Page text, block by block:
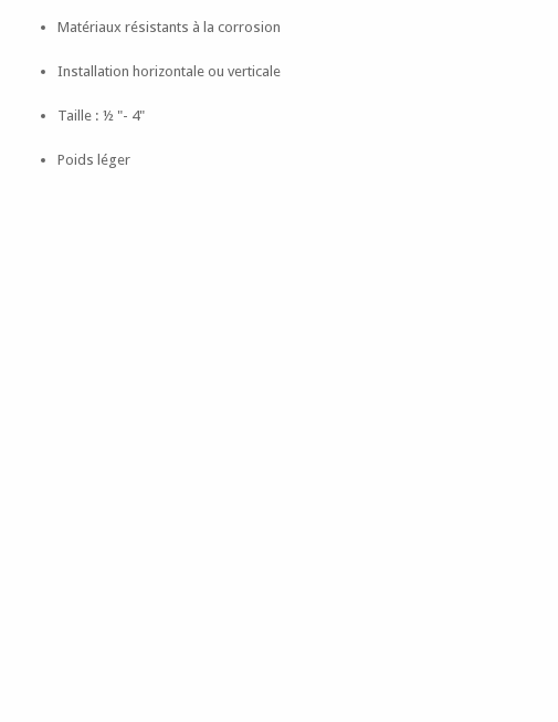
Matériaux résistants à la corrosion
Installation horizontale ou verticale
Taille : ½ "- 4"
Poids léger